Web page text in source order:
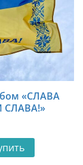
«СЛАВА
СЛАВА!»